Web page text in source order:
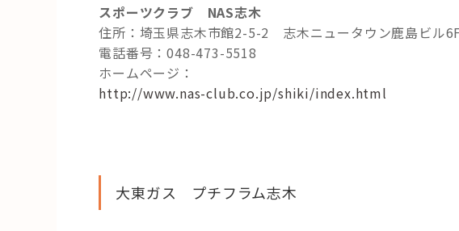
スポーツクラブ NAS志木
住所：埼玉県志木市館2-5-2 志木ニュータウン鹿島ビル
電話番号：048-473-5518
ホームページ：
http://www.nas-club.co.jp/shiki/index.html
大東ガス プチフラム志木